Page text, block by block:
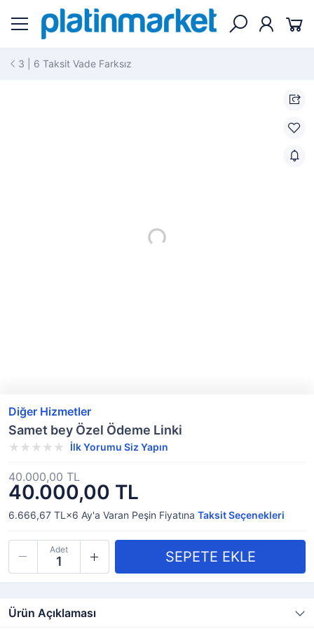
3 | 6 Taksit Vade Farksız
Diğer Hizmetler
Samet bey Özel Ödeme Linki
İlk Yorumu Siz Yapın
40.000,00 TL
40.000,00 TL
6.666,67 TL×6 Ay'a Varan Peşin Fiyatına Taksit Seçenekleri
Adet
Ürün Açıklaması